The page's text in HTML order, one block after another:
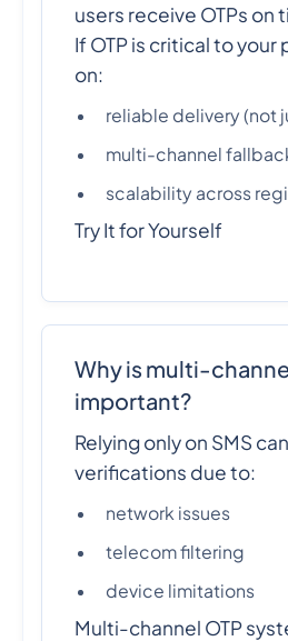
users receive OTPs on
If OTP is critical to
on:
reliable delivery (not
multi-channel
scalability across
Try It for Yourself
Why is multi-
important?
Relying only on SMS
verifications due to:
network issues
telecom filtering
device limitations
Multi-channel OTP